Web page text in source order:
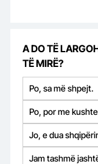
A DO TË
TË MIRË?
Po, sa më shpejt.
Po, por me
Jo, e dua
Jam tashmë